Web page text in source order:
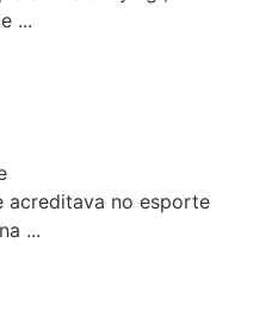
...
acreditava no esporte
...